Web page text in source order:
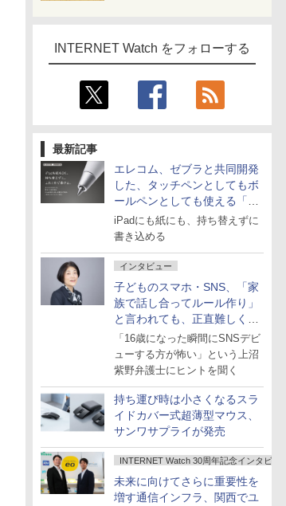
INTERNET Watch をフォローする
最新記事
エレコム、ゼブラと共同開発
した、タッチペンとしてもボ
ールペンとしても使える「ス
タイラスツーウェイ」発売
iPadにも紙にも、持ち替えずに
書き込める
インタビュー
子どものスマホ・SNS、「家
族で話し合ってルール作り」
と言われても、正直難しくな
いですか？
「16歳になった瞬間にSNSデビ
ューする方が怖い」という上沼
紫野弁護士にヒントを聞く
持ち運び時は小さくなるスラ
イドカバー式超薄型マウス、
サンワサプライが発売
INTERNET Watch 30周年記念インタビュー
未来に向けてさらに重要性を
増す通信インフラ、関西でユ